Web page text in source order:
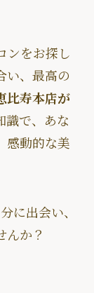
ンをお探し
い、最高の
寿本店が
識で、あな
感動的な美
に出会い、
んか？